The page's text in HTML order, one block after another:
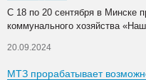
С 18 по 20 сентября в Минске
коммунального хозяйства
20.09.2024
МТЗ прорабатывает